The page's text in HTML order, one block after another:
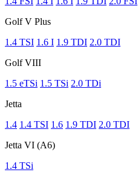
Golf V Plus
1.4 TSI 1.6 I 1.9 TDI 2.0 TDI
Golf VIII
1.5 eTSi 1.5 TSi 2.0 TDi
Jetta
1.4 1.4 TSI 1.6 1.9 TDI 2.0 TDI
Jetta VI (A6)
1.4 TSi